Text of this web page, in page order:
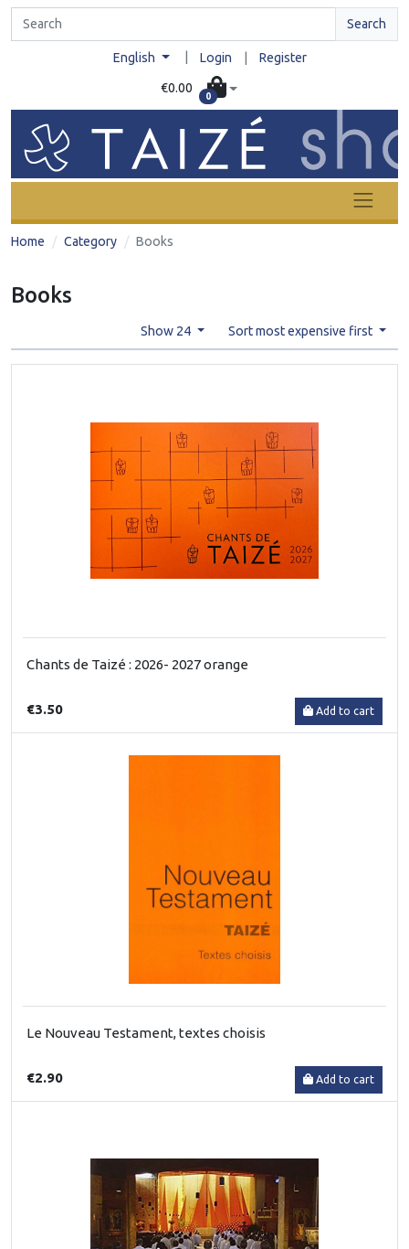
Search
English Login Register
€0.00
0
Home Category Books
Books
Show 24 Sort most expensive first
Chants de Taizé : 2026- 2027 orange
€3.50 Add to cart
Le Nouveau Testament, textes choisis
€2.90 Add to cart